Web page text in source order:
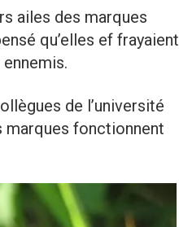
ailes des marques
qu’elles ef frayaient
de l’université
marques fonctionnent